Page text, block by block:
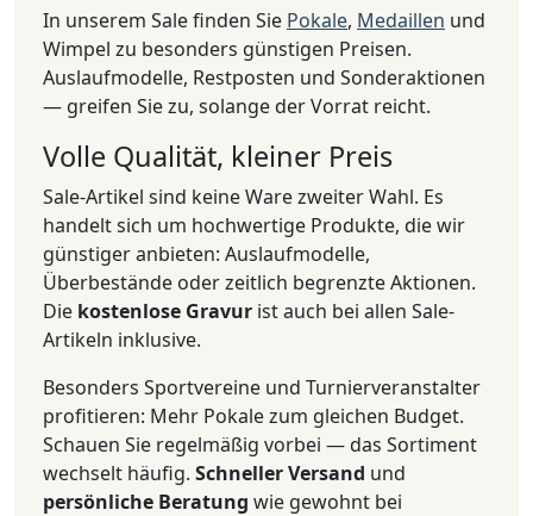
In unserem Sale finden Sie Pokale, Medaillen und
Wimpel zu besonders günstigen Preisen.
Auslaufmodelle, Restposten und Sonderaktionen
— greifen Sie zu, solange der Vorrat reicht.
Volle Qualität, kleiner Preis
Sale-Artikel sind keine Ware zweiter Wahl. Es
handelt sich um hochwertige Produkte, die wir
günstiger anbieten: Auslaufmodelle,
Überbestände oder zeitlich begrenzte Aktionen.
Die kostenlose Gravur ist auch bei allen Sale-
Artikeln inklusive.
Besonders Sportvereine und Turnierveranstalter
profitieren: Mehr Pokale zum gleichen Budget.
Schauen Sie regelmäßig vorbei — das Sortiment
wechselt häufig. Schneller Versand und
persönliche Beratung wie gewohnt bei